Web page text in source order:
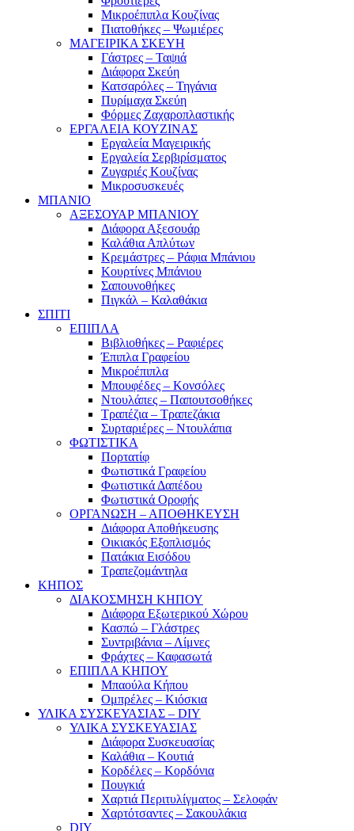
Μικροέπιπλα Κουζίνας
Πιατοθήκες – Ψωμιέρες
ΜΑΓΕΙΡΙΚΑ ΣΚΕΥΗ
Γάστρες – Ταψιά
Διάφορα Σκεύη
Κατσαρόλες – Τηγάνια
Πυρίμαχα Σκεύη
Φόρμες Ζαχαροπλαστικής
ΕΡΓΑΛΕΙΑ ΚΟΥΖΙΝΑΣ
Εργαλεία Μαγειρικής
Εργαλεία Σερβιρίσματος
Ζυγαριές Κουζίνας
Μικροσυσκευές
ΜΠΑΝΙΟ
ΑΞΕΣΟΥΑΡ ΜΠΑΝΙΟΥ
Διάφορα Αξεσουάρ
Καλάθια Απλύτων
Κρεμάστρες – Ράφια Μπάνιου
Κουρτίνες Μπάνιου
Σαπουνοθήκες
Πιγκάλ – Καλαθάκια
ΣΠΙΤΙ
ΕΠΙΠΛΑ
Βιβλιοθήκες – Ραφιέρες
Έπιπλα Γραφείου
Μικροέπιπλα
Μπουφέδες – Κονσόλες
Ντουλάπες – Παπουτσοθήκες
Τραπέζια – Τραπεζάκια
Συρταριέρες – Ντουλάπια
ΦΩΤΙΣΤΙΚΑ
Πορτατίφ
Φωτιστικά Γραφείου
Φωτιστικά Δαπέδου
Φωτιστικά Οροφής
ΟΡΓΑΝΩΣΗ – ΑΠΟΘΗΚΕΥΣΗ
Διάφορα Αποθήκευσης
Οικιακός Εξοπλισμός
Πατάκια Εισόδου
Τραπεζομάντηλα
ΚΗΠΟΣ
ΔΙΑΚΟΣΜΗΣΗ ΚΗΠΟΥ
Διάφορα Εξωτερικού Χώρου
Κασπώ – Γλάστρες
Συντριβάνια – Λίμνες
Φράχτες – Καφασωτά
ΕΠΙΠΛΑ ΚΗΠΟΥ
Μπαούλα Κήπου
Ομπρέλες – Κιόσκια
ΥΛΙΚΑ ΣΥΣΚΕΥΑΣΙΑΣ – DIY
ΥΛΙΚΑ ΣΥΣΚΕΥΑΣΙΑΣ
Διάφορα Συσκευασίας
Καλάθια – Κουτιά
Κορδέλες – Κορδόνια
Πουγκιά
Χαρτιά Περιτυλίγματος – Σελοφάν
Χαρτότσαντες – Σακουλάκια
DIY